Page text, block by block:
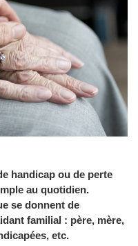
handicap ou de perte
au quotidien.
se donnent de
familial : père, mère,
etc.